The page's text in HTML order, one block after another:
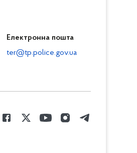
Електронна пошта
ter@tp.police.gov.ua